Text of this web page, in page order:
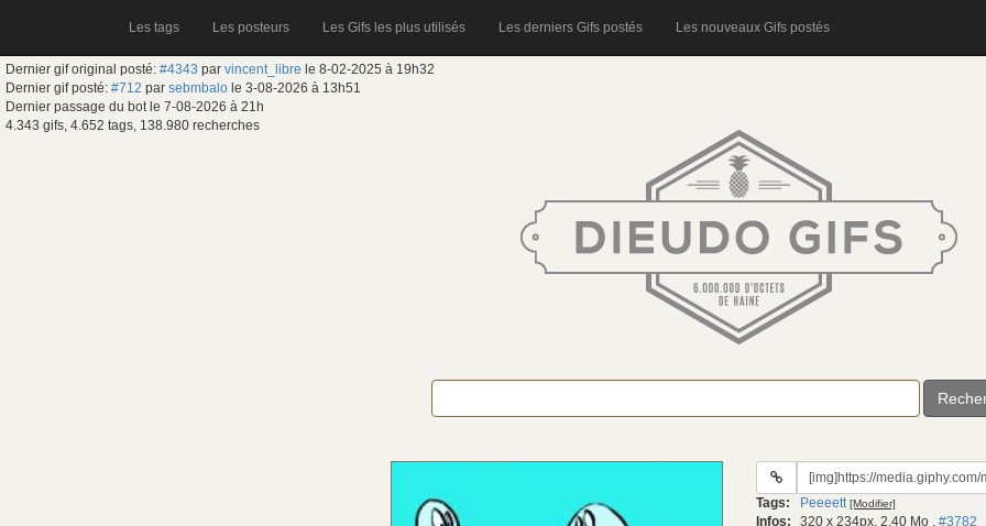
Les tags Les posteurs Les Gifs les plus utilisés Les derniers Gifs postés Les nouveaux Gifs postés
Dernier gif original posté: #4343 par vincent_libre le 8-02-2025 à 19h32
Dernier gif posté: #712 par sebmbalo le 3-08-2026 à 13h51
Dernier passage du bot le 7-08-2026 à 21h
4.343 gifs, 4.652 tags, 138.980 recherches
URL
gif:
Tags: Peeeett [Modifier]
Infos: 320 x 234px, 2.40 Mo , #3782